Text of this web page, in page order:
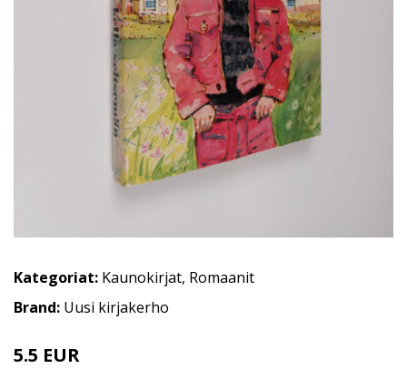
Kategoriat: Kaunokirjat, Romaanit
Brand: Uusi kirjakerho
5.5 EUR